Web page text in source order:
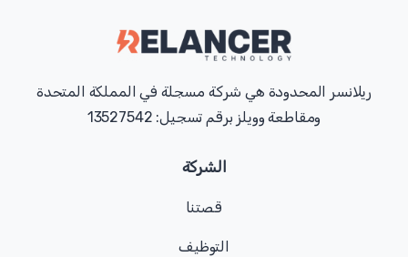
الشركة
قصتنا
التوظيف
ريلانسر المحدودة هي شركة مسجلة في المملكة المتحدة
ومقاطعة وويلز برقم تسجيل: 13527542